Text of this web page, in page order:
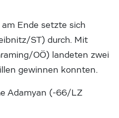
Ende setzte sich
ST) durch. Mit
OÖ) landeten zwei
gewinnen konnten.
Adamyan (-66/LZ